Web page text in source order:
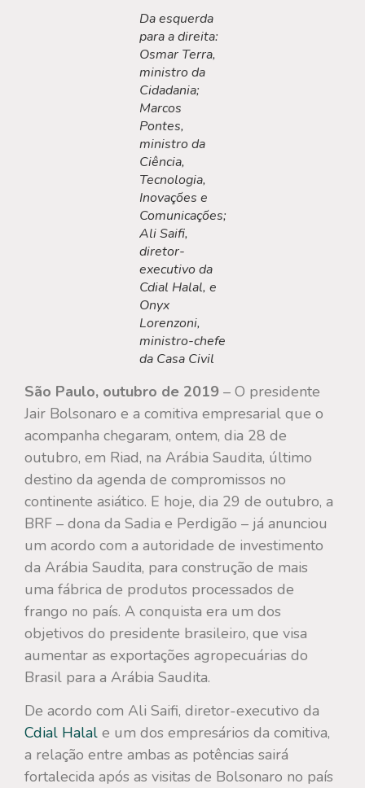
Da esquerda
para a direita:
Osmar Terra,
ministro da
Cidadania;
Marcos
Pontes,
ministro da
Ciência,
Tecnologia,
Inovações e
Comunicações;
Ali Saifi,
diretor-
executivo da
Cdial Halal, e
Onyx
Lorenzoni,
ministro-chefe
da Casa Civil
São Paulo, outubro de 2019 – O presidente
Jair Bolsonaro e a comitiva empresarial que o
acompanha chegaram, ontem, dia 28 de
outubro, em Riad, na Arábia Saudita, último
destino da agenda de compromissos no
continente asiático. E hoje, dia 29 de outubro, a
BRF – dona da Sadia e Perdigão – já anunciou
um acordo com a autoridade de investimento
da Arábia Saudita, para construção de mais
uma fábrica de produtos processados de
frango no país. A conquista era um dos
objetivos do presidente brasileiro, que visa
aumentar as exportações agropecuárias do
Brasil para a Arábia Saudita.
De acordo com Ali Saifi, diretor-executivo da
Cdial Halal e um dos empresários da comitiva,
a relação entre ambas as potências sairá
fortalecida após as visitas de Bolsonaro no país